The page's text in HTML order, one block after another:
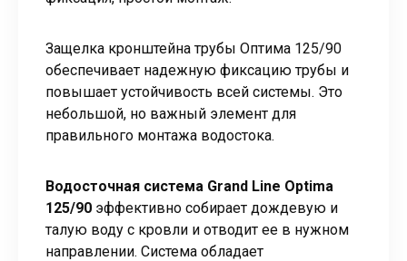
Защелка кронштейна трубы Оптима 125/90
обеспечивает надежную фиксацию трубы и
повышает устойчивость всей системы. Это
небольшой, но важный элемент для
правильного монтажа водостока.
Водосточная система Grand Line Optima
125/90 эффективно собирает дождевую и
талую воду с кровли и отводит ее в нужном
направлении. Система обладает